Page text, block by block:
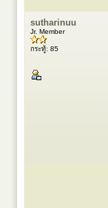
sutharinuu
Jr. Member
กระทู้: 85